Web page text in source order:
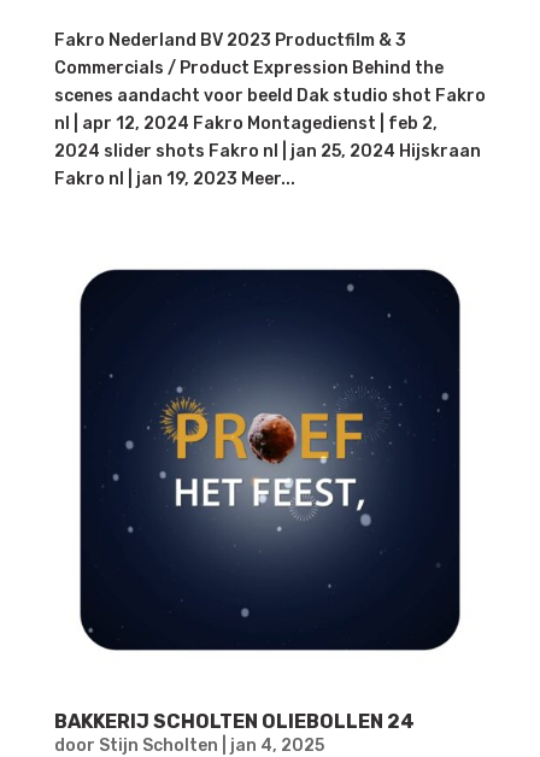
Fakro Nederland BV 2023 Productfilm & 3
Commercials / Product Expression Behind the
scenes aandacht voor beeld Dak studio shot Fakro
nl | apr 12, 2024 Fakro Montagedienst | feb 2,
2024 slider shots Fakro nl | jan 25, 2024 Hijskraan
Fakro nl | jan 19, 2023 Meer...
BAKKERIJ SCHOLTEN OLIEBOLLEN 24
door Stijn Scholten jan 4, 2025